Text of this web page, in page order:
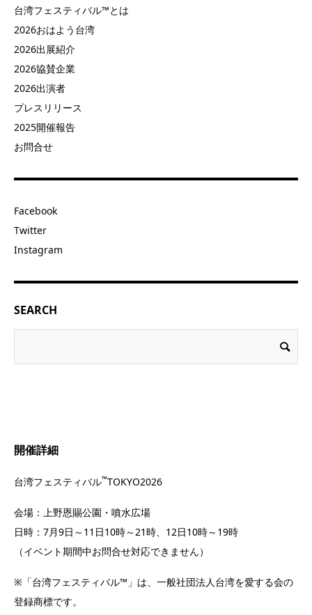
台湾フェスティバル™とは
2026おはよう台湾
2026出展紹介
2026協賛企業
2026出演者
プレスリリース
2025開催報告
お問合せ
Facebook
Twitter
Instagram
SEARCH
開催詳細
台湾フェスティバル™TOKYO2026
会場：上野恩賜公園・噴水広場
日時：7月9日～11日10時～21時、12日10時～19時
（イベント期間中お問合せ対応できません）
※「台湾フェスティバル™」は、一般社団法人台湾を愛する会の
登録商標です。